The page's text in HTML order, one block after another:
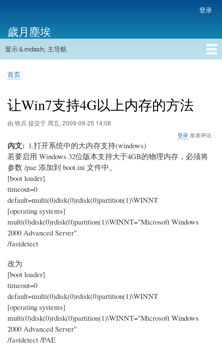
主
内
帐
户
菜
单
登录
歲月塵埃
主
航
显示＆mdash; 主导航
首页
面
屑
首页
让Win7支持4G以上内存的方法
由 铁兵提交于 周五, 2009-09-25 14:08
登录 发表评论
內文
1.打开系统中的大内存支持(windows)
若要启用 Windows 32位版本支持大于4GB的物理内存，必须将
参数 /pae 添加到 boot.ini 文件中。
[boot loader]
timeout=0
default=multi(0)disk(0)rdisk(0)partition(1)\WINNT
[operating systems]
multi(0)disk(0)rdisk(0)partition(1)\WINNT="Microsoft Windows
2000 Advanced Server"
/fastdetect
改为
[boot loader]
timeout=0
default=multi(0)disk(0)rdisk(0)partition(1)\WINNT
[operating systems]
multi(0)disk(0)rdisk(0)partition(1)\WINNT="Microsoft Windows
2000 Advanced Server"
/fastdetect /PAE